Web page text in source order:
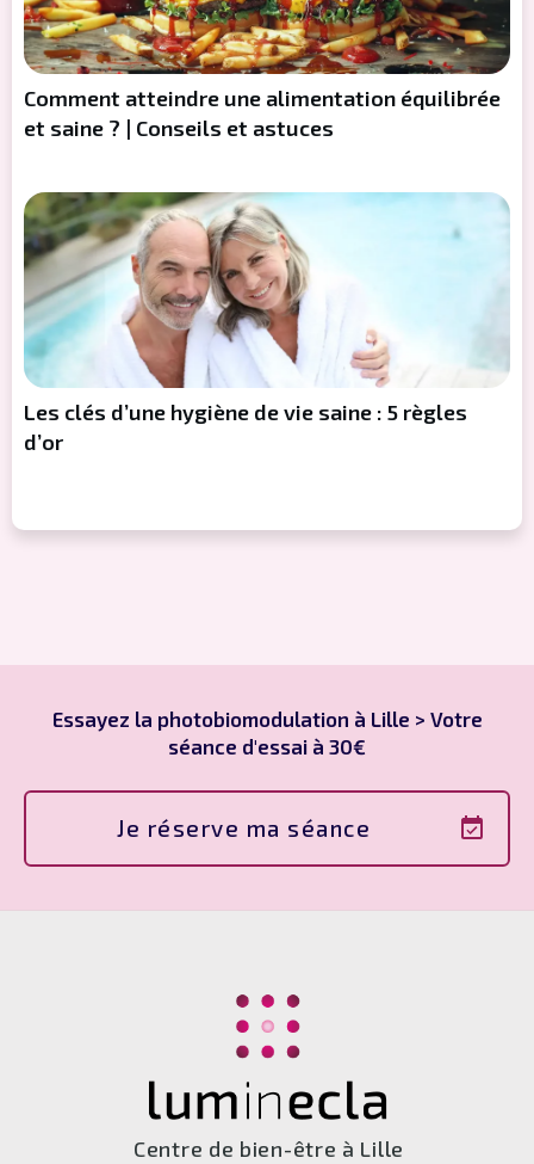
Comment atteindre une alimentation équilibrée
et saine ? | Conseils et astuces
Les clés d’une hygiène de vie saine : 5 règles
d’or
Essayez la photobiomodulation à Lille > Votre
séance d'essai à 30€
Je réserve ma séance
Centre de bien-être à Lille